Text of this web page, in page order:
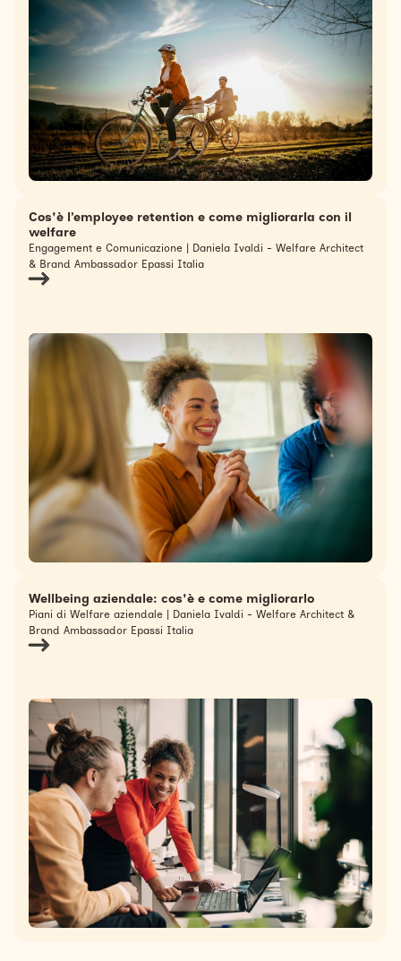
Cos'è l’employee retention e come migliorarla con il
welfare
Engagement e Comunicazione | Daniela Ivaldi - Welfare Architect
& Brand Ambassador Epassi Italia
Wellbeing aziendale: cos'è e come migliorarlo
Piani di Welfare aziendale | Daniela Ivaldi - Welfare Architect &
Brand Ambassador Epassi Italia